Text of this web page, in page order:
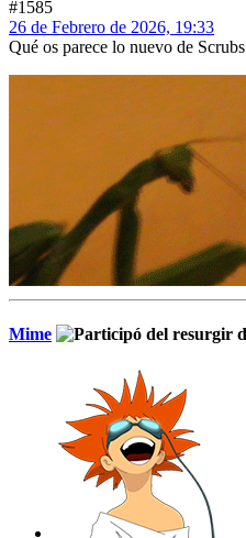
#1585
26 de Febrero de 2026, 19:33
Qué os parece lo nuevo de Scrubs
Mime